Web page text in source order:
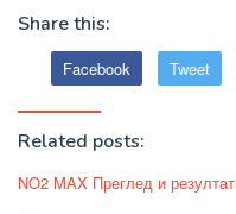
Share this:
Facebook Tweet
Related posts:
NO2 MAX Преглед и